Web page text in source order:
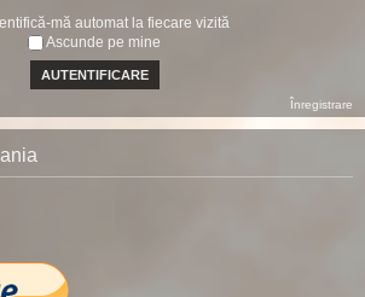
mă automat la fiecare vizită
Ascunde pe mine
Înregistrare